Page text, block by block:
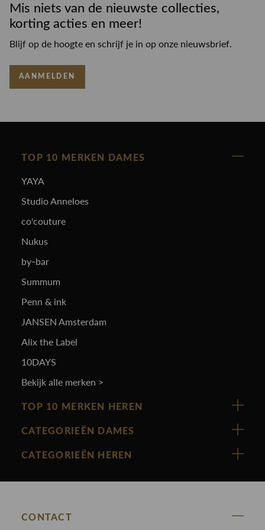
Mis niets van de nieuwste collecties,
korting acties en meer!
Blijf op de hoogte en schrijf je in op onze nieuwsbrief.
AANMELDEN
TOP 10 MERKEN DAMES
YAYA
Studio Anneloes
co'couture
Nukus
by-bar
Summum
Penn & ink
JANSEN Amsterdam
Alix the Label
10DAYS
Bekijk alle merken >
TOP 10 MERKEN HEREN
Vanguard
Cast Iron
CATEGORIEËN DAMES
Nieuw binnen
Blouses
CATEGORIEËN HEREN
Broeken
CONTACT